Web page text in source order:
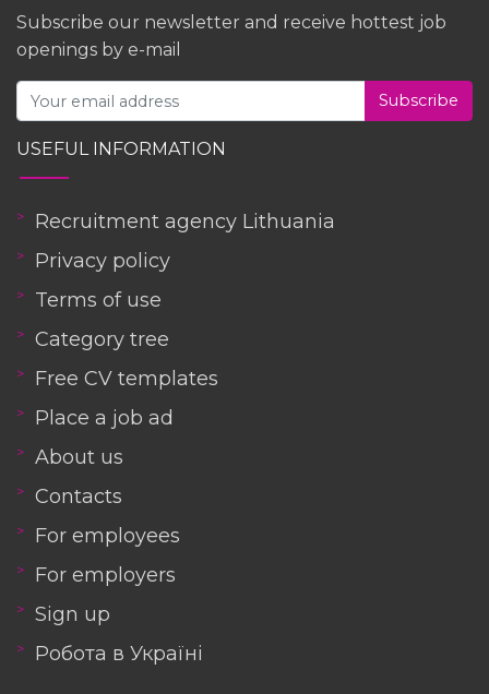
Subscribe our newsletter and receive hottest job
openings by e-mail
Subscribe
USEFUL INFORMATION
Recruitment agency Lithuania
Privacy policy
Terms of use
Category tree
Free CV templates
Place a job ad
About us
Contacts
For employees
For employers
Sign up
Робота в Україні